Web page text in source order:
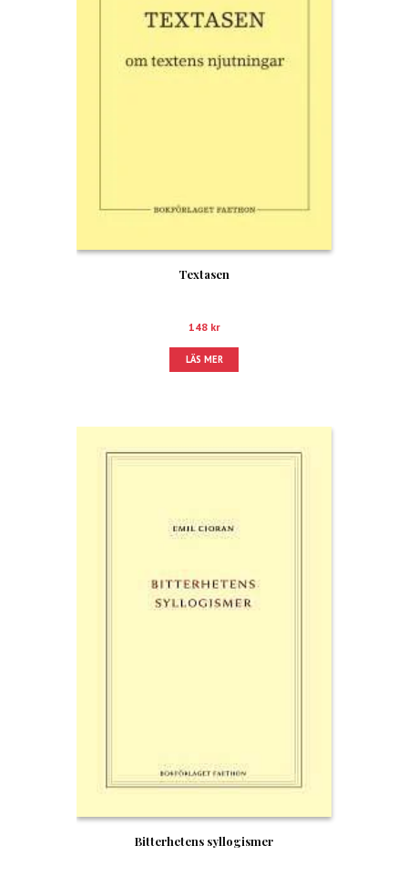
Textasen
148 kr
LÄS MER
Bitterhetens syllogismer